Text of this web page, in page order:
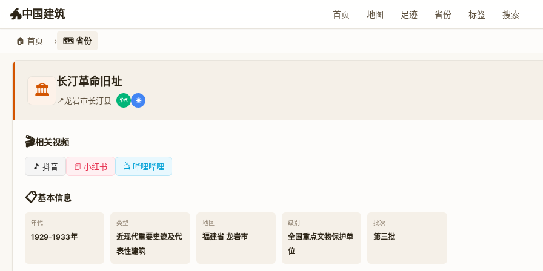
🐲中国建筑 首页 地图 足迹 省份 标签 搜索
🏠 首页 🗺️ 省份
🏛️ 长汀革命旧址
📍龙岩市长汀县 🗺️ 🌐
🎬相关视频
🎵 抖音 📕 小红书 📺 哔哩哔哩
📋基本信息
年代
1929-1933年
类型
近现代重要史迹及代
表性建筑
地区
福建省 龙岩市
级别
全国重点文物保护单
位
批次
第三批